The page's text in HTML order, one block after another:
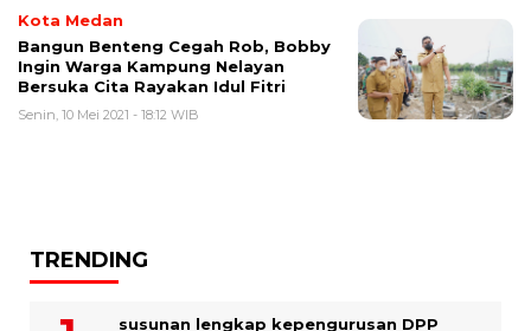
Kota Medan
Bangun Benteng Cegah Rob, Bobby
Ingin Warga Kampung Nelayan
Bersuka Cita Rayakan Idul Fitri
Senin, 10 Mei 2021 - 18:12 WIB
TRENDING
susunan lengkap kepengurusan DPP